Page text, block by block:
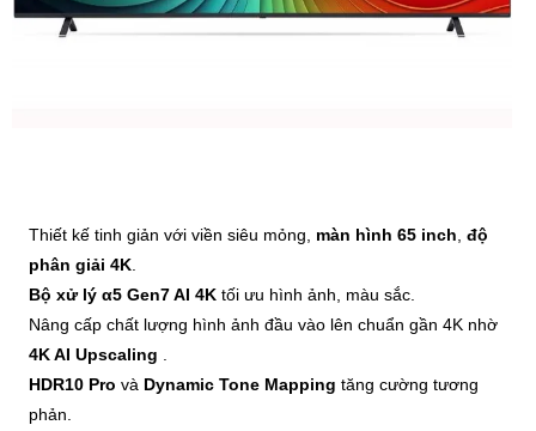
Thiết kế tinh giản với viền siêu mỏng, màn hình 65 inch độ
phân giải 4K
Bộ xử lý α5 Gen7 AI 4K tối ưu hình ảnh, màu sắc.
Nâng cấp chất lượng hình ảnh đầu vào lên chuẩn gần 4K nhờ
4K AI Upscaling
HDR10 Pro và Dynamic Tone Mapping tăng cường tương
phản.